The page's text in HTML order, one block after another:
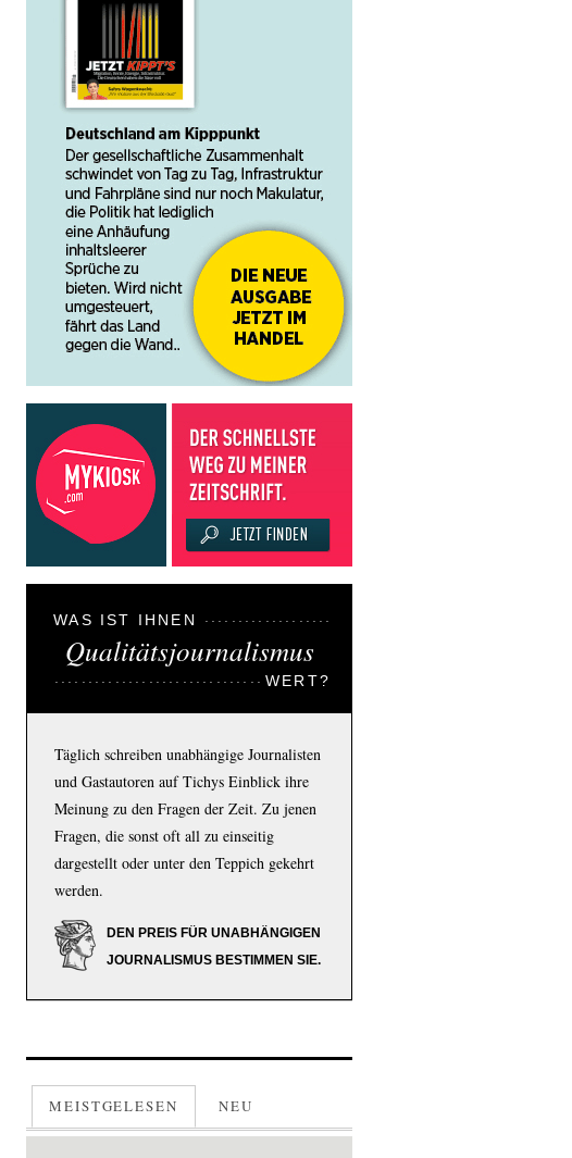
WAS IST IHNEN
Qualitätsjournalismus
WERT?
Täglich schreiben unabhängige Journalisten
und Gastautoren auf Tichys Einblick ihre
Meinung zu den Fragen der Zeit. Zu jenen
Fragen, die sonst oft all zu einseitig
dargestellt oder unter den Teppich gekehrt
werden.
DEN PREIS FÜR UNABHÄNGIGEN
JOURNALISMUS BESTIMMEN SIE.
MEISTGELESEN NEU